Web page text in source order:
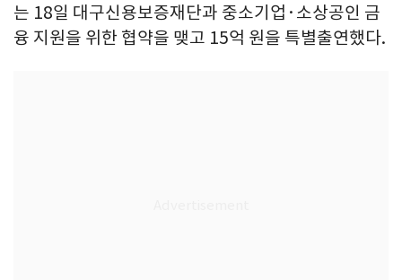
는 18일 대구신용보증재단과 중소기업·소상공인 금
융 지원을 위한 협약을 맺고 15억 원을 특별출연했다.